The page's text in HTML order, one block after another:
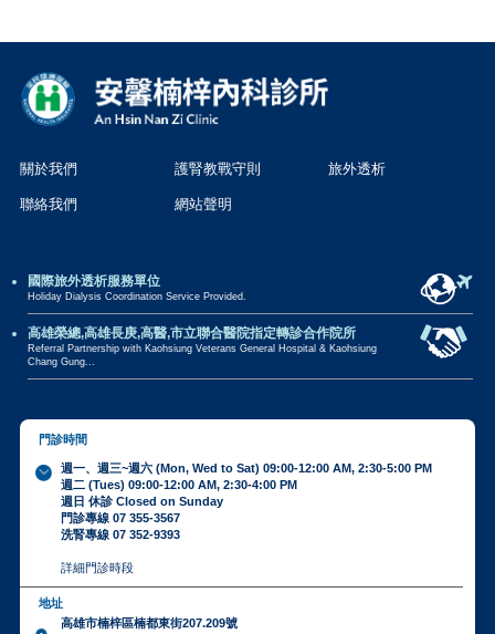
關於我們 護腎教戰守則 旅外透析
聯絡我們 網站聲明
國際旅外透析服務單位
Holiday Dialysis Coordination Service Provided.
高雄榮總,高雄長庚,高醫,市立聯合醫院指定轉診合作院所
Referral Partnership with Kaohsiung Veterans General Hospital & Kaohsiung
Chang Gung...
門診時間
週一、週三~週六 (Mon, Wed to Sat) 09:00-12:00 AM, 2:30-5:00 PM
週二 (Tues) 09:00-12:00 AM, 2:30-4:00 PM
週日 休診 Closed on Sunday
門診專線 07 355-3567
洗腎專線 07 352-9393
詳細門診時段
地址
高雄市楠梓區楠都東街207.209號